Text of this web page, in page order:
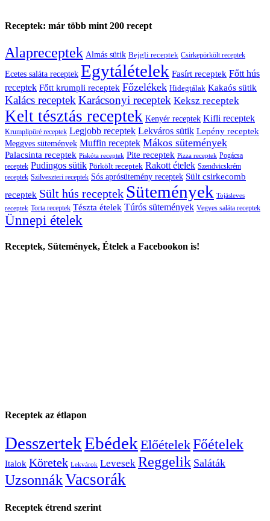
Receptek: már több mint 200 recept
Alapreceptek Almás sütik Bejgli receptek Csirkepörkölt receptek
Ecetes saláta receptek Egytálételek Fasírt receptek Főtt hús
receptek Főtt krumpli receptek Főzelékek Hidegtálak Kakaós sütik
Kalács receptekKarácsonyi receptek Keksz receptek
Kelt tésztás receptek Kenyér receptek Kifli receptek
Krumplipüré receptek Legjobb receptek Lekváros sütik Lepény receptek
Meggyes sütemények Muffin receptek Mákos sütemények
Palacsinta receptek Piskóta receptek Pite receptek Pizza receptek Pogácsa
receptek Pudingos sütik Pörkölt receptek Rakott ételek Szendvicskrém
receptek Szilveszteri receptek Sós aprósütemény receptek Sült csirkecomb
receptek Sült hús receptek Sütemények Tojásleves
receptek Torta receptek Tészta ételek Túrós sütemények Vegyes saláta receptek
Ünnepi ételek
Receptek, Sütemények, Ételek a Facebookon is!
Receptek az étlapon
DesszertekEbédek ElőételekFőételek
Italok Köretek Lekvárok Levesek Reggelik Saláták
UzsonnákVacsorák
Receptek étrend szerint